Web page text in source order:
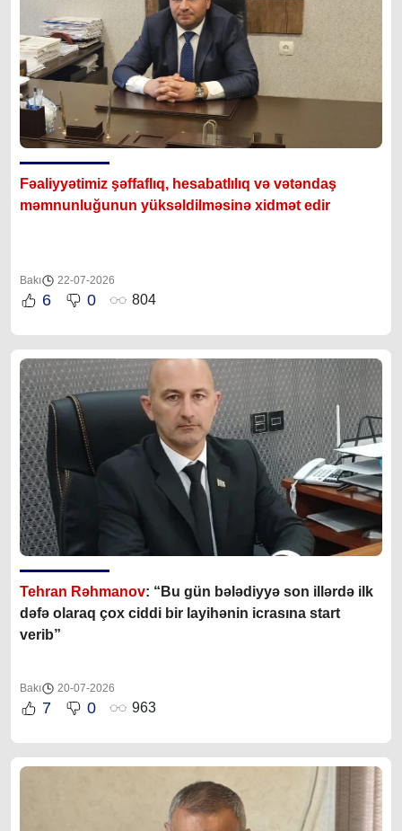
Fəaliyyətimiz şəffaflıq, hesabatlılıq və vətəndaş
məmnunluğunun yüksəldilməsinə xidmət edir
Bakı 22-07-2026
6 0 804
Tehran Rəhmanov: “Bu gün bələdiyyə son illərdə ilk
dəfə olaraq çox ciddi bir layihənin icrasına start
verib”
Bakı 20-07-2026
7 0 963